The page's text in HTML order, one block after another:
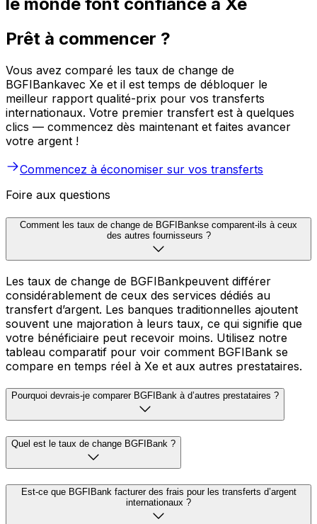
le monde font confiance à Xe
Prêt à commencer ?
Vous avez comparé les taux de change de
BGFIBankavec Xe et il est temps de débloquer le
meilleur rapport qualité-prix pour vos transferts
internationaux. Votre premier transfert est à quelques
clics — commencez dès maintenant et faites avancer
votre argent !
Commencez à économiser sur vos transferts
Foire aux questions
Comment les taux de change de BGFIBankse comparent-ils à ceux
des autres fournisseurs ?
Les taux de change de BGFIBankpeuvent différer
considérablement de ceux des services dédiés au
transfert d’argent. Les banques traditionnelles ajoutent
souvent une majoration à leurs taux, ce qui signifie que
votre bénéficiaire peut recevoir moins. Utilisez notre
tableau comparatif pour voir comment BGFIBank se
compare en temps réel à Xe et aux autres prestataires.
Pourquoi devrais-je comparer BGFIBank à d’autres prestataires ?
Quel est le taux de change BGFIBank ?
Est-ce que BGFIBank facturer des frais pour les transferts d’argent
internationaux ?